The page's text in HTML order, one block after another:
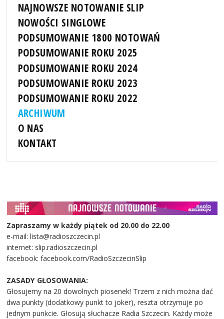
NAJNOWSZE NOTOWANIE SLIP
NOWOŚCI SINGLOWE
PODSUMOWANIE 1800 NOTOWAŃ
PODSUMOWANIE ROKU 2025
PODSUMOWANIE ROKU 2024
PODSUMOWANIE ROKU 2023
PODSUMOWANIE ROKU 2022
ARCHIWUM
O NAS
KONTAKT
Zapraszamy w każdy piątek od 20.00 do 22.00
e-mail: lista@radioszczecin.pl
internet: slip.radioszczecin.pl
facebook: facebook.com/RadioSzczecinSlip
ZASADY GŁOSOWANIA:
Głosujemy na 20 dowolnych piosenek! Trzem z nich można dać
dwa punkty (dodatkowy punkt to joker), reszta otrzymuje po
jednym punkcie. Głosują słuchacze Radia Szczecin. Każdy może